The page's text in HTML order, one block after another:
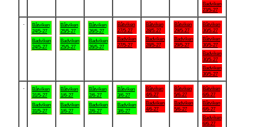
Badviken
23/5-27
Båtviken
24/5-27
Badviken
24/5-27
Båtviken
25/5-27
Badviken
25/5-27
Båtviken
26/5-27
Badviken
26/5-27
Båtviken
27/5-27
Badviken
27/5-27
Båtviken
28/5-27
Badviken
28/5-27
Båtviken
29/5-27
Badviken
29/5-27
Båtviken
30/5-27
Båtviken
30/5-27
Badviken
30/5-27
Badviken
30/5-27
Båtviken
31/5-27
Badviken
31/5-27
Båtviken
1/6-27
Badviken
1/6-27
Båtviken
2/6-27
Badviken
2/6-27
Båtviken
3/6-27
Badviken
3/6-27
Båtviken
4/6-27
Badviken
4/6-27
Båtviken
5/6-27
Badviken
5/6-27
Båtviken
6/6-27
Båtviken
6/6-27
Badviken
6/6-27